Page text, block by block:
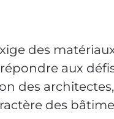
des
aux
des
des